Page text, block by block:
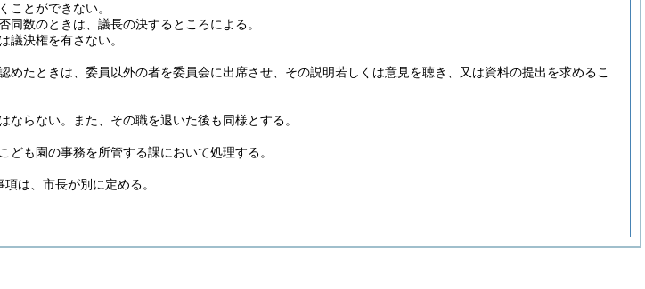
ことができない。
数のときは、議長の決するところによる。
議決権を有さない。
めたときは、委員以外の者を委員会に出席させ、その説明若しくは意見を聴き、又は資料の提出を求めるこ
ならない。
また、その職を退いた後も同様とする。
も園の事務を所管する課において処理する。
は、市長が別に定める。